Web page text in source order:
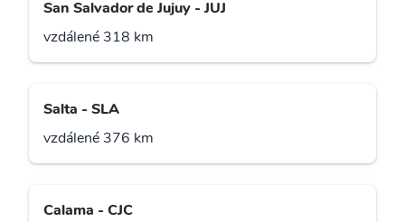
San Salvador de Jujuy - JUJ
vzdálené 318 km
Salta - SLA
vzdálené 376 km
Calama - CJC